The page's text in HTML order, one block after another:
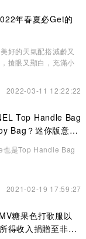
年春夏必Get的
好的天氣配搭減齡又
搶眼又顯白，充滿小
2022-03-11 12:22:22
Top Handle Bag
Bag？迷你版意想
是Top Handle Bag
2021-02-19 17:59:27
糖果色打歌服以
得收入捐贈至非牟